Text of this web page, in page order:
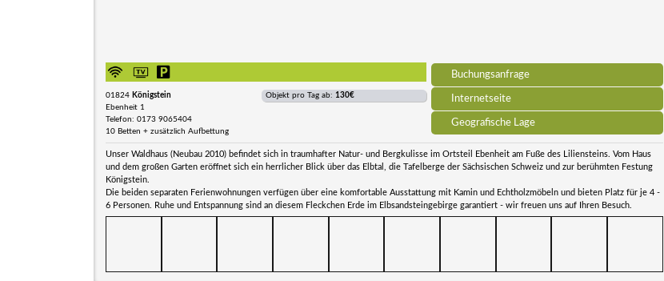
Buchungsanfrage
Internetseite
Geografische Lage
01824 Königstein
Ebenheit 1
Telefon: 0173 9065404
10 Betten + zusätzlich Aufbettung
Objekt pro Tag ab: 130€
Unser Waldhaus (Neubau 2010) befindet sich in traumhafter Natur- und Bergkulisse im Ortsteil Ebenheit am Fuße des Liliensteins. Vom Haus
und dem großen Garten eröffnet sich ein herrlicher Blick über das Elbtal, die Tafelberge der Sächsischen Schweiz und zur berühmten Festung
Königstein.
Die beiden separaten Ferienwohnungen verfügen über eine komfortable Ausstattung mit Kamin und Echtholzmöbeln und bieten Platz für je 4 -
6 Personen. Ruhe und Entspannung sind an diesem Fleckchen Erde im Elbsandsteingebirge garantiert - wir freuen uns auf Ihren Besuch.